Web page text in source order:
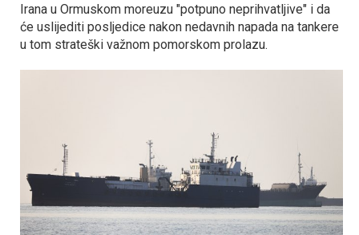
Irana u Ormuskom moreuzu "potpuno neprihvatljive" i da
će uslijediti posljedice nakon nedavnih napada na tankere
u tom strateški važnom pomorskom prolazu.